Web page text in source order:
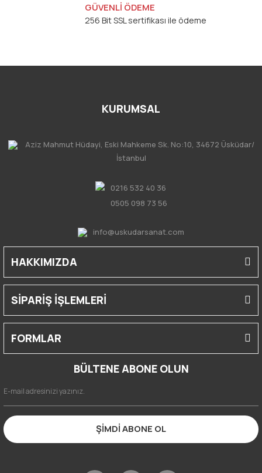
GÜVENLİ ÖDEME
256 Bit SSL sertifikası ile ödeme
KURUMSAL
Aziz Mahmut Hüdayi, Eski Mahkeme Sk. No:10, 34672 Üsküdar/
İstanbul
0216 532 40 36
0505 098 73 56
info@uskudarsanat.com
HAKKIMIZDA
SİPARİŞ İŞLEMLERİ
FORMLAR
BÜLTENE ABONE OLUN
ŞİMDİ ABONE OL